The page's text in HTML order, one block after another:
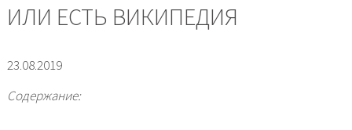
ИЛИ ЕСТЬ ВИКИПЕДИЯ
23.08.2019
Содержание: